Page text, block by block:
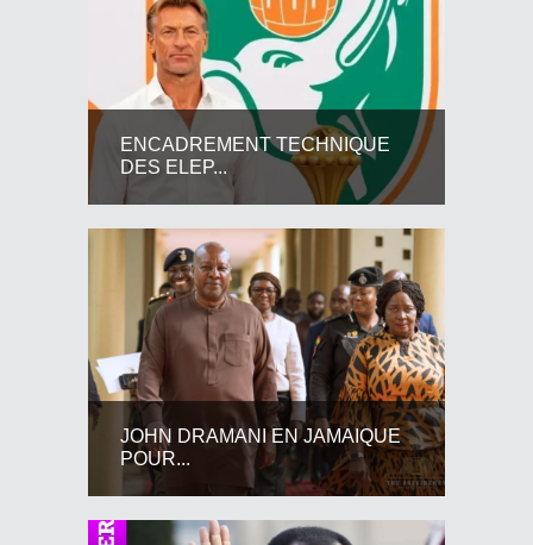
ENCADREMENT TECHNIQUE
DES ELEP...
JOHN DRAMANI EN JAMAIQUE
POUR...